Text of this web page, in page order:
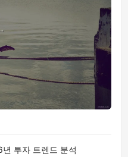
투자 트렌드 분석